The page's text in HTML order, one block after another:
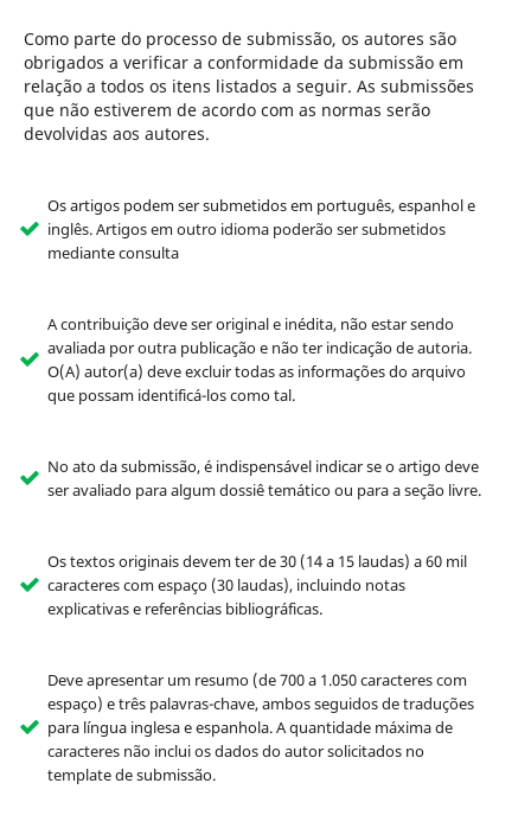
Como parte do processo de submissão, os autores são
obrigados a verificar a conformidade da submissão em
relação a todos os itens listados a seguir. As submissões
que não estiverem de acordo com as normas serão
devolvidas aos autores.
Os artigos podem ser submetidos em português, espanhol e
inglês. Artigos em outro idioma poderão ser submetidos
mediante consulta
A contribuição deve ser original e inédita, não estar sendo
avaliada por outra publicação e não ter indicação de autoria.
O(A) autor(a) deve excluir todas as informações do arquivo
que possam identificá-los como tal.
No ato da submissão, é indispensável indicar se o artigo deve
ser avaliado para algum dossiê temático ou para a seção livre.
Os textos originais devem ter de 30 (14 a 15 laudas) a 60 mil
caracteres com espaço (30 laudas), incluindo notas
explicativas e referências bibliográficas.
Deve apresentar um resumo (de 700 a 1.050 caracteres com
espaço) e três palavras-chave, ambos seguidos de traduções
para língua inglesa e espanhola. A quantidade máxima de
caracteres não inclui os dados do autor solicitados no
template de submissão.